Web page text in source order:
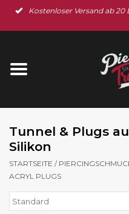
Kostenloser Versand ab 20
Startseite
Ohrschmuck
Tunnel & Plugs
Silikon
STARTSEITE /
ACRYL PLUGS